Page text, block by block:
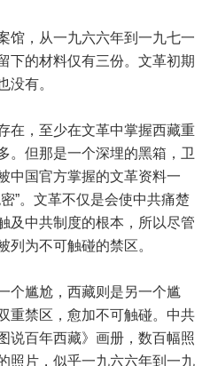
馆，从一九六六年到一九七一
下的材料仅有三份。文革初期
没有。
在，至少在文革中掌握西藏重
。但那是一个深埋的黑箱，卫
中国官方掌握的文革资料一
”。文革不仅是会使中共痛楚
及中共制度的根本，所以尽管
列为不可触碰的禁区。
个尴尬，西藏则是另一个尴
重禁区，愈加不可触碰。中共
说百年西藏》画册，数百幅照
照片，似乎一九六六年到一九